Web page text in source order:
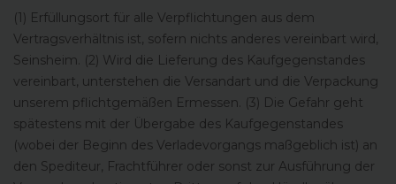
(1) Erfüllungsort für alle Verpflichtungen aus dem
Vertragsverhältnis ist, sofern nichts anderes vereinbart wird,
Seinsheim. (2) Wird die Lieferung des Kaufgegenstandes
vereinbart, unterstehen die Versandart und die Verpackung
unserem pflichtgemäßen Ermessen. (3) Die Gefahr geht
spätestens mit der Übergabe des Kaufgegenstandes
(wobei der Beginn des Verladevorgangs maßgeblich ist) an
den Spediteur, Frachtführer oder sonst zur Ausführung der